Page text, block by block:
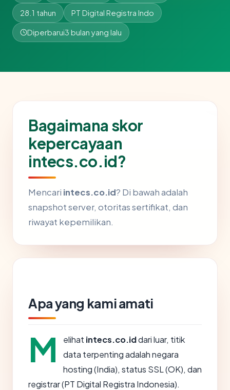
28.1 tahun PT Digital Registra Indo
Diperbarui3 bulan yang lalu
Bagaimana skor
kepercayaan
intecs.co.id?
Mencari intecs.co.id? Di bawah adalah
snapshot server, otoritas sertifikat, dan
riwayat kepemilikan.
Apa yang kami amati
M elihat intecs.co.iddari luar, titik
data terpenting adalah negara
hosting (India), status SSL (OK), dan
registrar (PT Digital Registra Indonesia).